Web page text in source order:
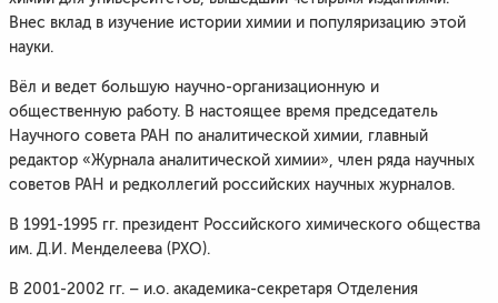
Внес вклад в изучение истории химии и популяризацию этой
науки.
Вёл и ведет большую научно-организационную и
общественную работу. В настоящее время председатель
Научного совета РАН по аналитической химии, главный
редактор «Журнала аналитической химии», член ряда научных
советов РАН и редколлегий российских научных журналов.
В 1991-1995 гг. президент Российского химического общества
им. Д.И. Менделеева (РХО).
В 2001-2002 гг. – и.о. академика-секретаря Отделения